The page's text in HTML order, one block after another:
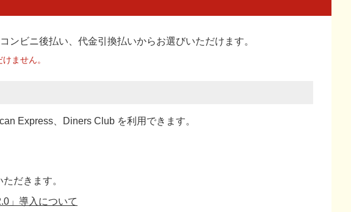
ンビニ後払い、代金引換払いからお選びいただけます。
ません。
Express、Diners Club を利用できます。
だきます。
」導入について